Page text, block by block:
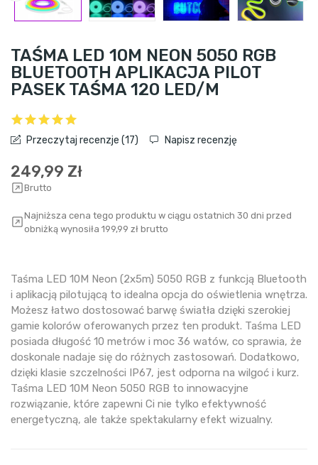
TAŚMA LED 10M NEON 5050 RGB
BLUETOOTH APLIKACJA PILOT
PASEK TAŚMA 120 LED/M
Przeczytaj recenzje (17) Napisz recenzję
249,99 Zł
Brutto
Najniższa cena tego produktu w ciągu ostatnich 30 dni przed
obniżką wynosiła 199,99 zł brutto
Taśma LED 10M Neon (2x5m) 5050 RGB z funkcją Bluetooth
i aplikacją pilotującą to idealna opcja do oświetlenia wnętrza.
Możesz łatwo dostosować barwę światła dzięki szerokiej
gamie kolorów oferowanych przez ten produkt. Taśma LED
posiada długość 10 metrów i moc 36 watów, co sprawia, że
doskonale nadaje się do różnych zastosowań. Dodatkowo,
dzięki klasie szczelności IP67, jest odporna na wilgoć i kurz.
Taśma LED 10M Neon 5050 RGB to innowacyjne
rozwiązanie, które zapewni Ci nie tylko efektywność
energetyczną, ale także spektakularny efekt wizualny.